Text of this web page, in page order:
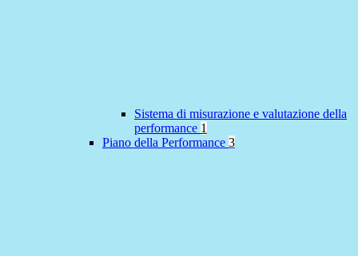
Sistema di misurazione e valutazione della
performance 1
Piano della Performance 3